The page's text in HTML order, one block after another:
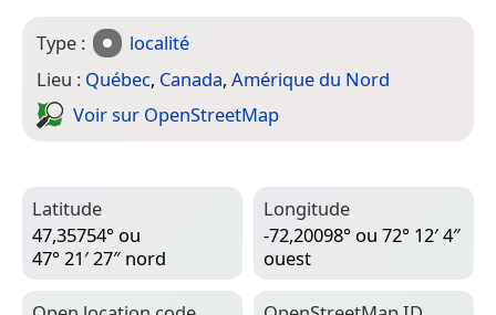
Type :
localité
Lieu : Québec, Canada, Amérique du Nord
Voir sur Open­Street­Map
Latitude
47,35754° ou
47° 21′ 27″ nord
Longitude
-72,20098° ou 72° 12′ 4″
ouest